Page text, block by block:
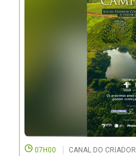
07H00 CANAL DO CRIADOR